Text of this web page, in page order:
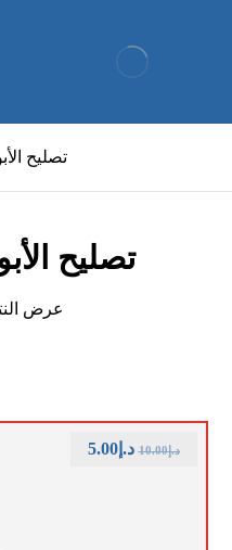
تصليح
تصليح
عرض
د.إ10.00 د.إ5.00